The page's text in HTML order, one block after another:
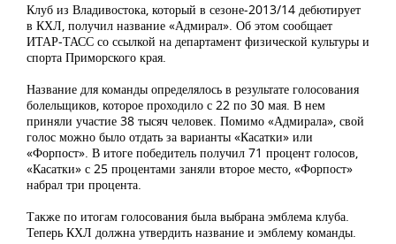
Клуб из Владивостока, который в сезоне-2013/14 дебютирует
в КХЛ, получил название «Адмирал». Об этом сообщает
ИТАР-ТАСС со ссылкой на департамент физической культуры и
спорта Приморского края.
Название для команды определялось в результате голосования
болельщиков, которое проходило с 22 по 30 мая. В нем
приняли участие 38 тысяч человек. Помимо «Адмирала», свой
голос можно было отдать за варианты «Касатки» или
«Форпост». В итоге победитель получил 71 процент голосов,
«Касатки» с 25 процентами заняли второе место, «Форпост»
набрал три процента.
Также по итогам голосования была выбрана эмблема клуба.
Теперь КХЛ должна утвердить название и эмблему команды.